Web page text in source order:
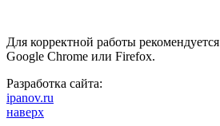
Для корректной работы
Google Chrome или Firefox.
Разработка сайта:
ipanov.ru
наверх